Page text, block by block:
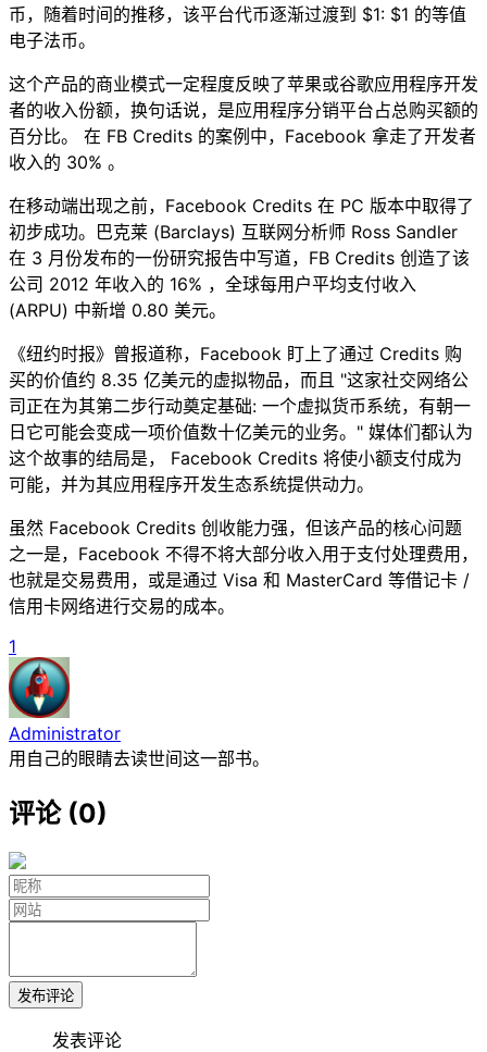
币，随着时间的推移，该平台代币逐渐过渡到 $1: $1 的等值
电子法币。
这个产品的商业模式一定程度反映了苹果或谷歌应用程序开发
者的收入份额，换句话说，是应用程序分销平台占总购买额的
百分比。 在 FB Credits 的案例中，Facebook 拿走了开发者
收入的 30% 。
在移动端出现之前，Facebook Credits 在 PC 版本中取得了
初步成功。巴克莱 (Barclays) 互联网分析师 Ross Sandler
在 3 月份发布的一份研究报告中写道，FB Credits 创造了该
公司 2012 年收入的 16% ，全球每用户平均支付收入
(ARPU) 中新增 0.80 美元。
《纽约时报》曾报道称，Facebook 盯上了通过 Credits 购
买的价值约 8.35 亿美元的虚拟物品，而且 "这家社交网络公
司正在为其第二步行动奠定基础: 一个虚拟货币系统，有朝一
日它可能会变成一项价值数十亿美元的业务。" 媒体们都认为
这个故事的结局是， Facebook Credits 将使小额支付成为
可能，并为其应用程序开发生态系统提供动力。
虽然 Facebook Credits 创收能力强，但该产品的核心问题
之一是，Facebook 不得不将大部分收入用于支付处理费用，
也就是交易费用，或是通过 Visa 和 MasterCard 等借记卡 /
信用卡网络进行交易的成本。
1
Administrator
用自己的眼睛去读世间这一部书。
评论 (0)
发布评论
发表评论